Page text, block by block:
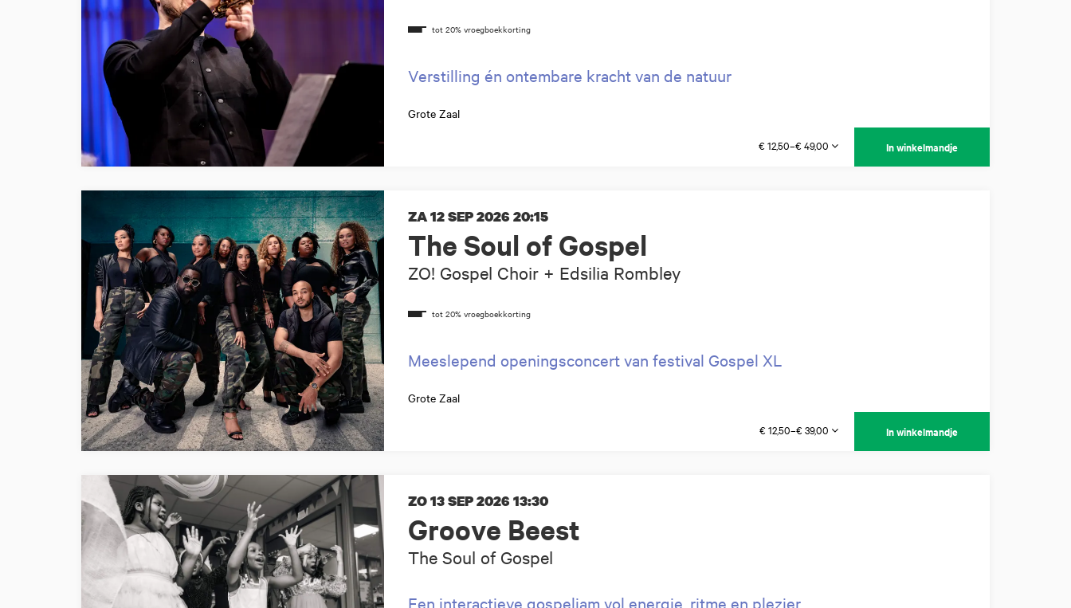
Verstilling én ontembare kracht van de natuur
Grote Zaal
€ 12,50–€ 49,00 In winkelmandje
The Soul of Gospel
ZO! Gospel Choir + Edsilia Rombley
ZA 12 SEP 2026 20:15
Meeslepend openingsconcert van festival Gospel XL
Grote Zaal
€ 12,50–€ 39,00 In winkelmandje
Groove Beest
The Soul of Gospel
ZO 13 SEP 2026 13:30
Een interactieve gospeljam vol energie, ritme en plezier